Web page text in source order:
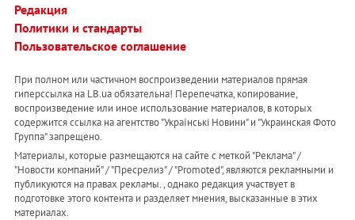
Редакция
Политики и стандарты
Пользовательское соглашение
При полном или частичном воспроизведении материалов прямая
гиперссылка на LB.ua обязательна! Перепечатка, копирование,
воспроизведение или иное использование материалов, в которых
содержится ссылка на агентство "Українськi Новини" и "Украинская Фото
Группа" запрещено.
Материалы, которые размещаются на сайте с меткой "Реклама" /
"Новости компаний" / "Пресрелиз" / "Promoted", являются рекламными и
публикуются на правах рекламы. , однако редакция участвует в
подготовке этого контента и разделяет мнения, высказанные в этих
материалах.